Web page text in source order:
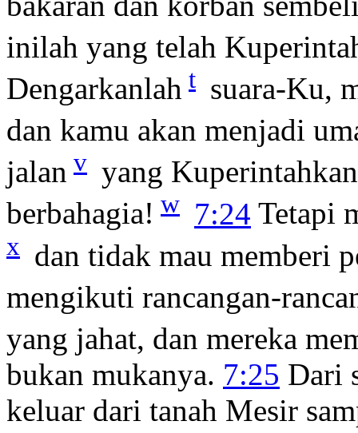
inilah yang telah
Dengarkanlah t suara-Ku,
dan kamu akan menjadi
jalan v yang
berbahagia! w 7:24 Tetapi
x dan tidak mau memberi
mengikuti rancangan-
yang jahat, dan mereka
bukan mukanya. 7:25 Dari
keluar dari tanah Mesir